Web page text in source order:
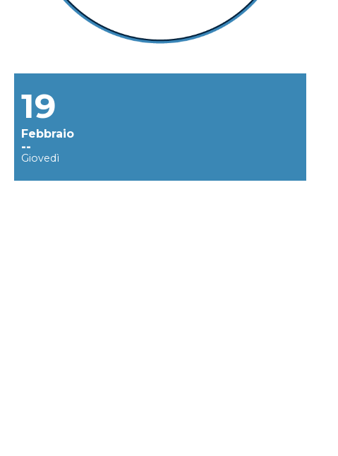
19
Febbraio
--
Giovedì